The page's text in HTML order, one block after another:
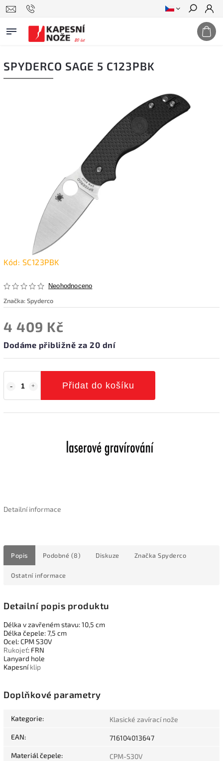
Hledat
SPYDERCO SAGE 5 C123PBK
Kód: SC123PBK
Neohodnoceno
Značka:Spyderco
4 409 Kč
Dodáme přibližně za 20 dní
Přidat do košíku
Detailní informace
Popis Podobné (8) Diskuze Značka Spyderco
Ostatní informace
Detailní popis produktu
Délka v zavřeném stavu: 10,5 cm
Délka čepele: 7,5 cm
Ocel: CPM S30V
Rukojeť: FRN
Lanyard hole
Kapesníklip
Doplňkové parametry
Kategorie: Klasické zavírací nože
EAN: 716104013647
Materiál čepele: CPM-S30V